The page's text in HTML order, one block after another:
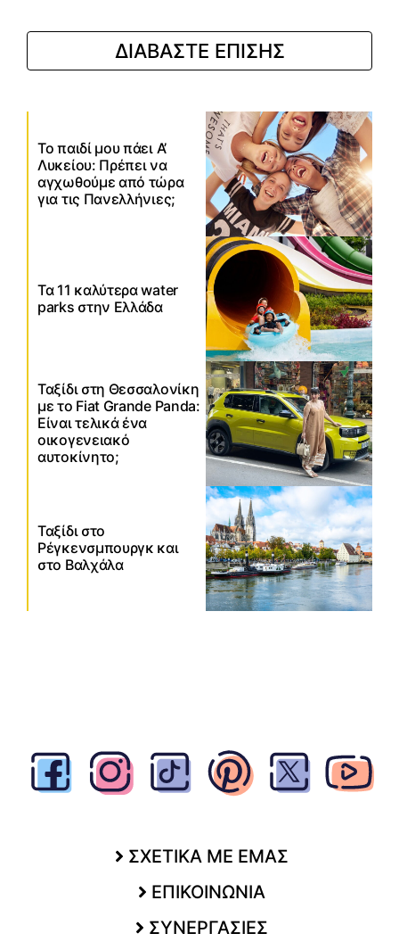
ΔΙΑΒΑΣΤΕ ΕΠΙΣΗΣ
Το παιδί μου πάει Α’
Λυκείου: Πρέπει να
αγχωθούμε από τώρα
για τις Πανελλήνιες;
Τα 11 καλύτερα water
parks στην Ελλάδα
Ταξίδι στη Θεσσαλονίκη
με το Fiat Grande Panda:
Είναι τελικά ένα
οικογενειακό
αυτοκίνητο;
Ταξίδι στο
Ρέγκενσμπουργκ και
στο Βαλχάλα
ΣΧΕΤΙΚΑ ΜΕ ΕΜΑΣ
ΕΠΙΚΟΙΝΩΝΙΑ
ΣΥΝΕΡΓΑΣΙΕΣ